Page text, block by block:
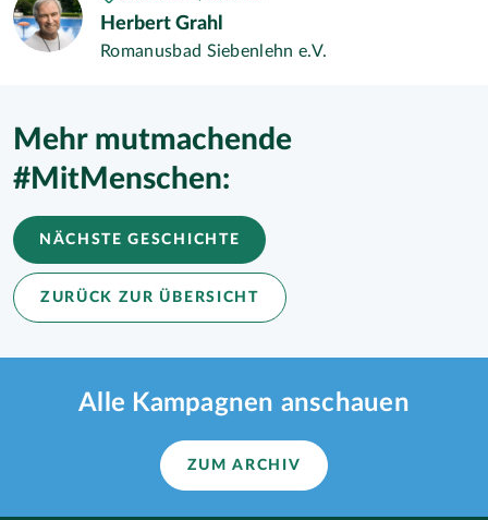
Herbert Grahl
Romanusbad Siebenlehn e.V.
Mehr mutmachende
#MitMenschen:
NÄCHSTE GESCHICHTE
ZURÜCK ZUR ÜBERSICHT
Alle Kampagnen anschauen
ZUM ARCHIV